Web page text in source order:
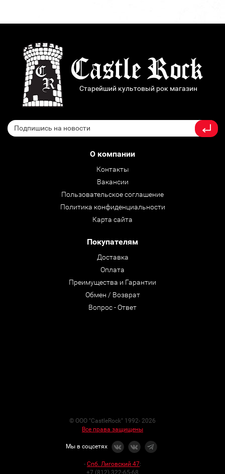
Старейший культовый рок магазин
О компании
Контакты
Вакансии
Пользовательское соглашение
Политика конфиденциальности
Карта сайта
Покупателям
Доставка
Оплата
Преимущества и Гарантии
Обмен / Возврат
Вопрос - Ответ
© ООО "CastleRock" 1992- 2026
Все права защищены
Мы в соцсетях
- Спб. Лиговский 47:
+7 (812) 322-65-68